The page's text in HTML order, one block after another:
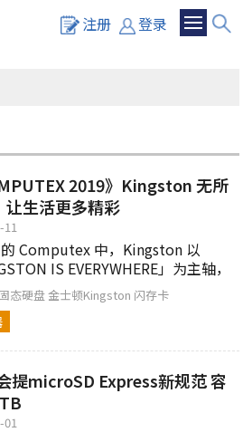
注册 登录
2019》Kingston 无所
让生活更多精彩
11
Computex 中，Kingston 以
IS EVERYWHERE」为主轴，
使用者工作与生活中各种不同情
旗下全系列产品的应用方式。
态硬盘金士顿Kingston 闪存卡
提microSD Express新规范 容
01